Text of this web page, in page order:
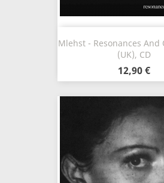
Mlehst - Resonances And
(UK), CD
12,90 €